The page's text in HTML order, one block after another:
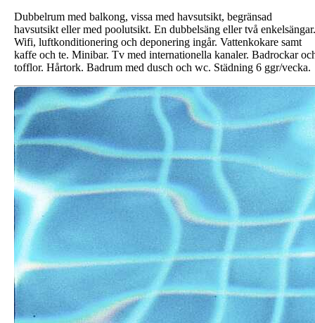
Dubbelrum med balkong, vissa med havsutsikt, begränsad
havsutsikt eller med poolutsikt. En dubbelsäng eller två enkelsängar.
Wifi, luftkonditionering och deponering ingår. Vattenkokare samt
kaffe och te. Minibar. Tv med internationella kanaler. Badrockar
tofflor. Hårtork. Badrum med dusch och wc. Städning 6 ggr/vecka.